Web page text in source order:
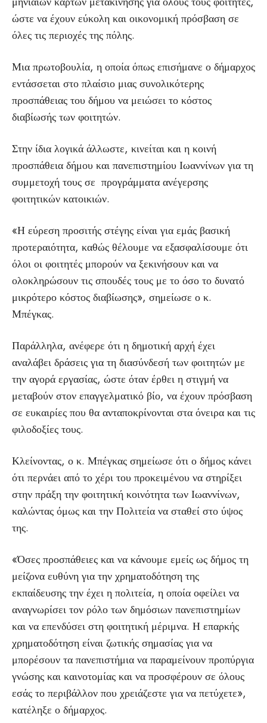
ώστε να έχουν εύκολη και οικονομική πρόσβαση σε
όλες τις περιοχές της πόλης.
Μια πρωτοβουλία, η οποία όπως επισήμανε ο δήμαρχος
εντάσσεται στο πλαίσιο μιας συνολικότερης
προσπάθειας του δήμου να μειώσει το κόστος
διαβίωσής των φοιτητών.
Στην ίδια λογικά άλλωστε, κινείται και η κοινή
προσπάθεια δήμου και πανεπιστημίου Ιωαννίνων για τη
συμμετοχή τους σε προγράμματα ανέγερσης
φοιτητικών κατοικιών.
«Η εύρεση προσιτής στέγης είναι για εμάς βασική
προτεραιότητα, καθώς θέλουμε να εξασφαλίσουμε ότι
όλοι οι φοιτητές μπορούν να ξεκινήσουν και να
ολοκληρώσουν τις σπουδές τους με το όσο το δυνατό
μικρότερο κόστος διαβίωσης», σημείωσε ο κ.
Μπέγκας.
Παράλληλα, ανέφερε ότι η δημοτική αρχή έχει
αναλάβει δράσεις για τη διασύνδεσή των φοιτητών με
την αγορά εργασίας, ώστε όταν έρθει η στιγμή να
μεταβούν στον επαγγελματικό βίο, να έχουν πρόσβαση
σε ευκαιρίες που θα ανταποκρίνονται στα όνειρα και τις
φιλοδοξίες τους.
Κλείνοντας, ο κ. Μπέγκας σημείωσε ότι ο δήμος κάνει
ότι περνάει από το χέρι του προκειμένου να στηρίξει
στην πράξη την φοιτητική κοινότητα των Ιωαννίνων,
καλώντας όμως και την Πολιτεία να σταθεί στο ύψος
της.
«Όσες προσπάθειες και να κάνουμε εμείς ως δήμος τη
μείζονα ευθύνη για την χρηματοδότηση της
εκπαίδευσης την έχει η πολιτεία, η οποία οφείλει να
αναγνωρίσει τον ρόλο των δημόσιων πανεπιστημίων
και να επενδύσει στη φοιτητική μέριμνα. Η επαρκής
χρηματοδότηση είναι ζωτικής σημασίας για να
μπορέσουν τα πανεπιστήμια να παραμείνουν προπύργια
γνώσης και καινοτομίας και να προσφέρουν σε όλους
εσάς το περιβάλλον που χρειάζεστε για να πετύχετε»,
κατέληξε ο δήμαρχος.